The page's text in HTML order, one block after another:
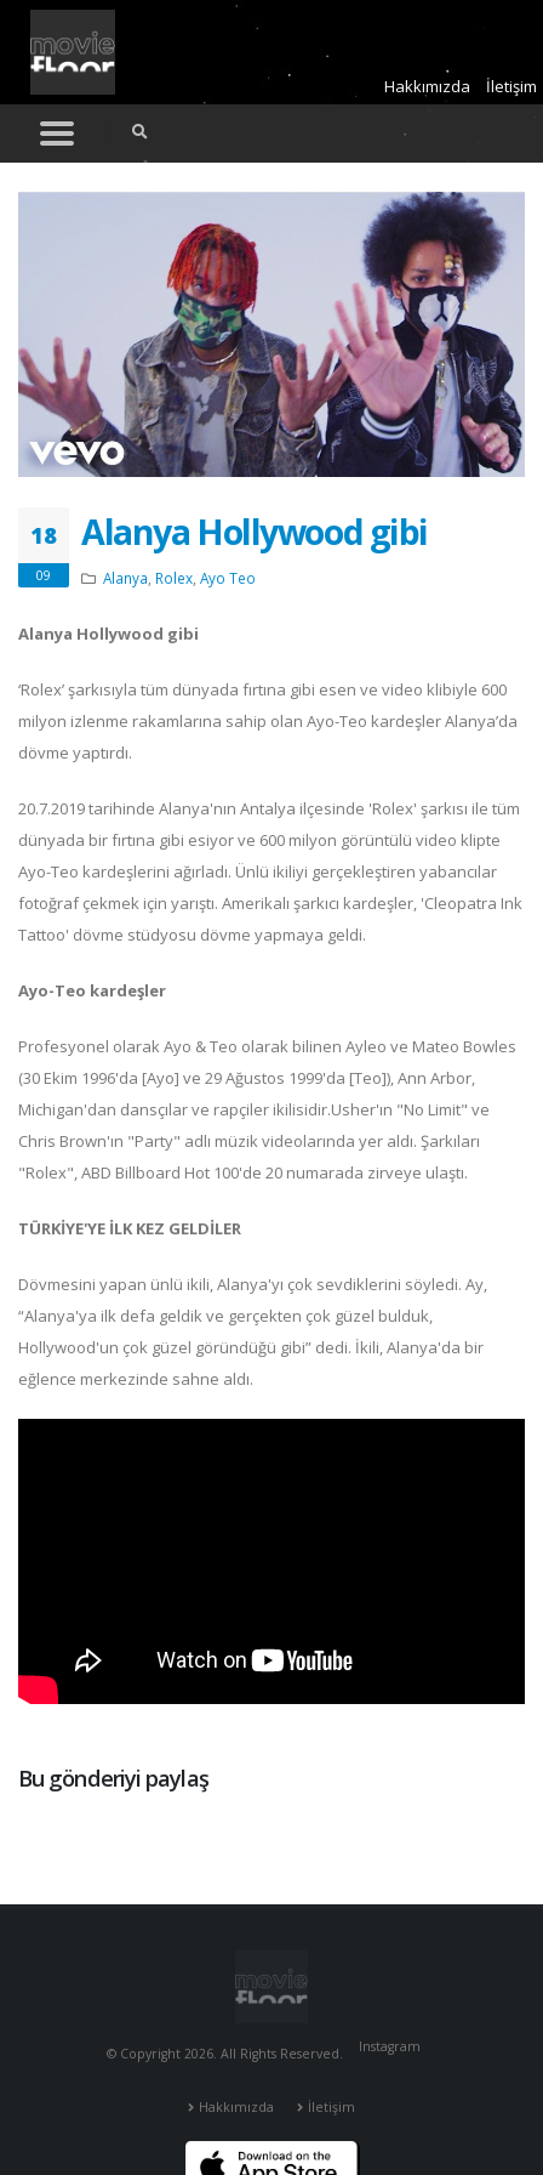
Hakkımızda İletişim
18
09
Alanya Hollywood gibi
Alanya Rolex Ayo Teo
Alanya Hollywood gibi
‘Rolex’ şarkısıyla tüm dünyada fırtına gibi esen ve video klibiyle 600
milyon izlenme rakamlarına sahip olan Ayo-Teo kardeşler Alanya’da
dövme yaptırdı.
20.7.2019 tarihinde Alanya'nın Antalya ilçesinde 'Rolex' şarkısı ile tüm
dünyada bir fırtına gibi esiyor ve 600 milyon görüntülü video klipte
Ayo-Teo kardeşlerini ağırladı. Ünlü ikiliyi gerçekleştiren yabancılar
fotoğraf çekmek için yarıştı. Amerikalı şarkıcı kardeşler, 'Cleopatra Ink
Tattoo' dövme stüdyosu dövme yapmaya geldi.
Ayo-Teo kardeşler
Profesyonel olarak Ayo & Teo olarak bilinen Ayleo ve Mateo Bowles
(30 Ekim 1996'da [Ayo] ve 29 Ağustos 1999'da [Teo]), Ann Arbor,
Michigan'dan dansçılar ve rapçiler ikilisidir.Usher'ın "No Limit" ve
Chris Brown'ın "Party" adlı müzik videolarında yer aldı. Şarkıları
"Rolex", ABD Billboard Hot 100'de 20 numarada zirveye ulaştı.
TÜRKİYE'YE İLK KEZ GELDİLER
Dövmesini yapan ünlü ikili, Alanya'yı çok sevdiklerini söyledi. Ay,
“Alanya'ya ilk defa geldik ve gerçekten çok güzel bulduk,
Hollywood'un çok güzel göründüğü gibi” dedi. İkili, Alanya'da bir
eğlence merkezinde sahne aldı.
Bu gönderiyi paylaş
© Copyright 2026. All Rights Reserved. Instagram
Hakkımızda İletişim